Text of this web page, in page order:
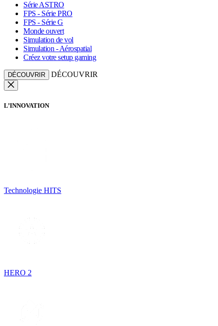
Série ASTRO
FPS - Série PRO
FPS - Série G
Monde ouvert
Simulation de vol
Simulation - Aérospatial
Créez votre setup gaming
DÉCOUVRIR DÉCOUVRIR
L’INNOVATION
Technologie HITS
HERO 2